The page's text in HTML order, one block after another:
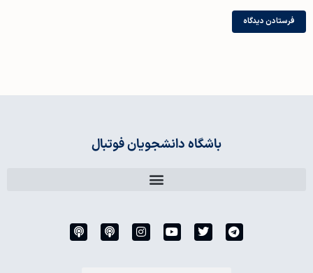
باشگاه دانشجویان فوتبال